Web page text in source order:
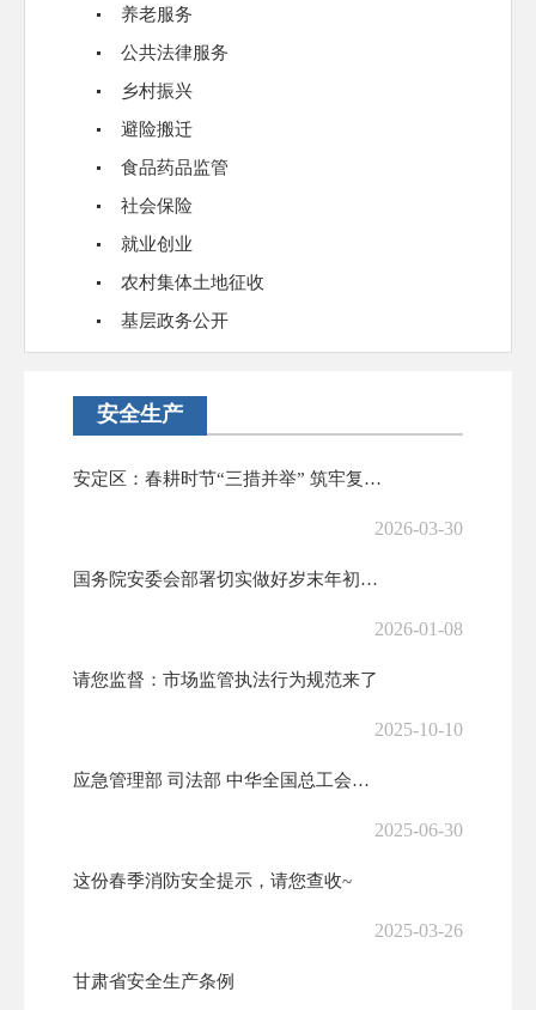
养老服务
公共法律服务
乡村振兴
避险搬迁
食品药品监管
社会保险
就业创业
农村集体土地征收
基层政务公开
安全生产
安定区：春耕时节“三措并举” 筑牢复工复产“安全墙”
2026-03-30
国务院安委会部署切实做好岁末年初安全生产工作
2026-01-08
请您监督：市场监管执法行为规范来了
2025-10-10
应急管理部 司法部 中华全国总工会全国普法办关于开展第六届应急管理普...
2025-06-30
这份春季消防安全提示，请您查收~
2025-03-26
甘肃省安全生产条例